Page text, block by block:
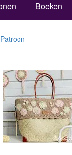
Boeken
Patroon